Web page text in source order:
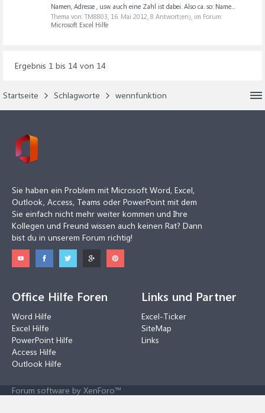
Namen, Adresse , usw. auch eine Zahl ist dabei. Also ca. so: Name...
Thema von: TM8803, 16. Mai 2012, 8 Antwort(en), im Forum:
Microsoft Excel Hilfe
Ergebnis 1 bis 14 von 14
Startseite Schlagworte wennfunktion
Sie haben ein Problem mit Microsoft Word, Excel,
Outlook, Access, Teams oder PowerPoint mit dem
Sie einfach nicht mehr weiter kommen und Ihre
Kollegen und Freund wissen auch keinen Rat? Dann
bist du in unserem Forum richtig!
Office Hilfe Foren
Word Hilfe
Excel Hilfe
PowerPoint Hilfe
Access Hilfe
Outlook Hilfe
Links und Partner
Excel-Ticker
SiteMap
Links
Forum software by XenForo™